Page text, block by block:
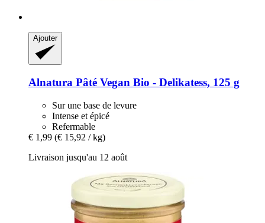
Ajouter
Alnatura Pâté Vegan Bio -​ Delikatess, 125 g
Sur une base de levure
Intense et épicé
Refermable
€ 1,99 (€ 15,92 / kg)
Livraison jusqu'au 12 août